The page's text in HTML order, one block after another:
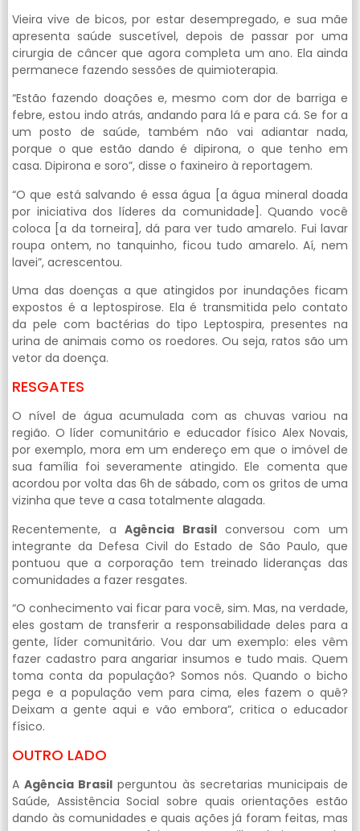
Vieira vive de bicos, por estar desempregado, e sua mãe
apresenta saúde suscetível, depois de passar por uma
cirurgia de câncer que agora completa um ano. Ela ainda
permanece fazendo sessões de quimioterapia.
“Estão fazendo doações e, mesmo com dor de barriga e
febre, estou indo atrás, andando para lá e para cá. Se for a
um posto de saúde, também não vai adiantar nada,
porque o que estão dando é dipirona, o que tenho em
casa. Dipirona e soro”, disse o faxineiro à reportagem.
“O que está salvando é essa água [a água mineral doada
por iniciativa dos líderes da comunidade]. Quando você
coloca [a da torneira], dá para ver tudo amarelo. Fui lavar
roupa ontem, no tanquinho, ficou tudo amarelo. Aí, nem
lavei”, acrescentou.
Uma das doenças a que atingidos por inundações ficam
expostos é a leptospirose. Ela é transmitida pelo contato
da pele com bactérias do tipo Leptospira, presentes na
urina de animais como os roedores. Ou seja, ratos são um
vetor da doença.
RESGATES
O nível de água acumulada com as chuvas variou na
região. O líder comunitário e educador físico Alex Novais,
por exemplo, mora em um endereço em que o imóvel de
sua família foi severamente atingido. Ele comenta que
acordou por volta das 6h de sábado, com os gritos de uma
vizinha que teve a casa totalmente alagada.
Recentemente, a Agência Brasilconversou com um
integrante da Defesa Civil do Estado de São Paulo, que
pontuou que a corporação tem treinado lideranças das
comunidades a fazer resgates.
“O conhecimento vai ficar para você, sim. Mas, na verdade,
eles gostam de transferir a responsabilidade deles para a
gente, líder comunitário. Vou dar um exemplo: eles vêm
fazer cadastro para angariar insumos e tudo mais. Quem
toma conta da população? Somos nós. Quando o bicho
pega e a população vem para cima, eles fazem o quê?
Deixam a gente aqui e vão embora”, critica o educador
físico.
OUTRO LADO
AAgência Brasil perguntou às secretarias municipais de
Saúde, Assistência Social sobre quais orientações estão
dando às comunidades e quais ações já foram feitas, mas